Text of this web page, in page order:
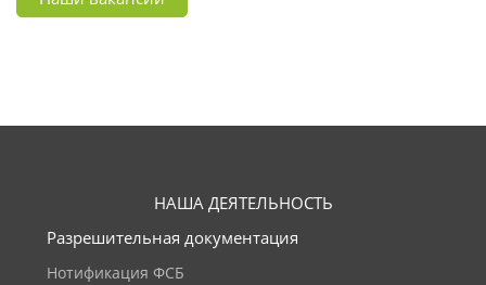
НАША ДЕЯТЕЛЬНОСТЬ
Разрешительная документация
Нотификация ФСБ